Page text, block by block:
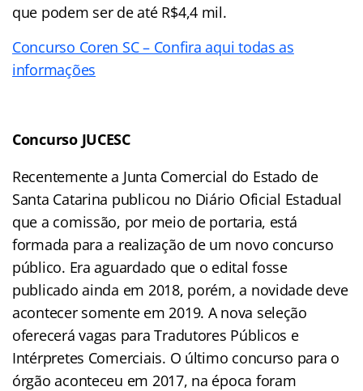
que podem ser de até R$4,4 mil.
Concurso Coren SC – Confira aqui todas as
informações
Concurso JUCESC
Recentemente a Junta Comercial do Estado de
Santa Catarina publicou no Diário Oficial Estadual
que a comissão, por meio de portaria, está
formada para a realização de um novo concurso
público. Era aguardado que o edital fosse
publicado ainda em 2018, porém, a novidade deve
acontecer somente em 2019. A nova seleção
oferecerá vagas para Tradutores Públicos e
Intérpretes Comerciais. O último concurso para o
órgão aconteceu em 2017, na época foram